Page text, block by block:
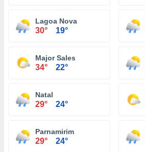
Lagoa Nova
30° 19°
Major Sales
34° 22°
Natal
29° 24°
Parnamirim
29° 24°